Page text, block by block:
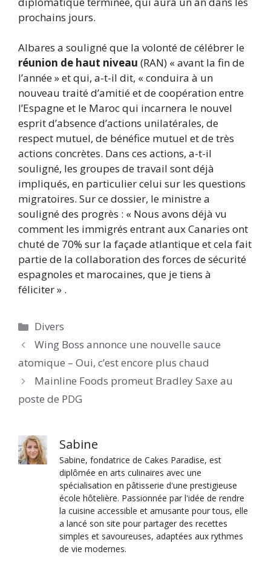
prochains jours.
Albares a souligné que la volonté de célébrer le
réunion de haut niveau (RAN) « avant la fin de
l’année » et qui, a-t-il dit, « conduira à un
nouveau traité d’amitié et de coopération entre
l’Espagne et le Maroc qui incarnera le nouvel
esprit d’absence d’actions unilatérales, de
respect mutuel, de bénéfice mutuel et de très
actions concrètes. Dans ces actions, a-t-il
souligné, les groupes de travail sont déjà
impliqués, en particulier celui sur les questions
migratoires. Sur ce dossier, le ministre a
souligné des progrès : « Nous avons déjà vu
comment les immigrés entrant aux Canaries ont
chuté de 70% sur la façade atlantique et cela fait
partie de la collaboration des forces de sécurité
espagnoles et marocaines, que je tiens à
féliciter » .
Catégories
Divers
Wing Boss annonce une nouvelle sauce
atomique – Oui, c’est encore plus chaud
Mainline Foods promeut Bradley Saxe au
poste de PDG
Sabine
Sabine, fondatrice de Cakes Paradise, est
diplômée en arts culinaires avec une
spécialisation en pâtisserie d'une prestigieuse
école hôtelière. Passionnée par l'idée de rendre
la cuisine accessible et amusante pour tous, elle
a lancé son site pour partager des recettes
simples et savoureuses, adaptées aux rythmes
de vie modernes.